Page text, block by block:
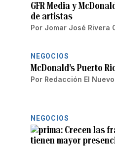
GFR Media y
de artistas
Por Jomar José Rivera
NEGOCIOS
McDonald’s Puerto
Por Redacción El
NEGOCIOS
Crecen las
tienen mayor